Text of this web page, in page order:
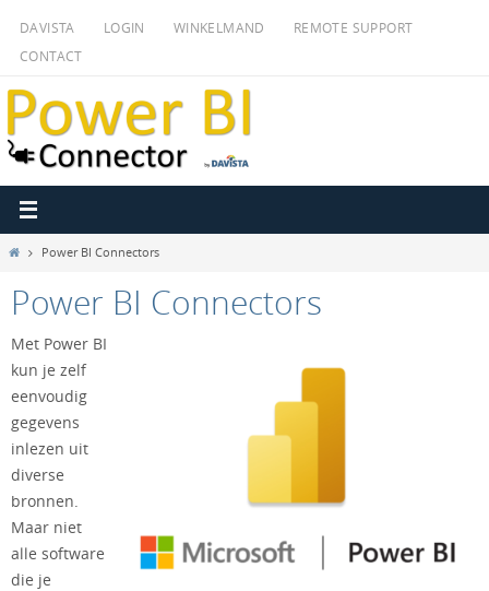
inhoud
DAVISTA LOGIN WINKELMAND
REMOTE SUPPORT
CONTACT
HomePower BI Connectors
Power BI Connectors
Met Power BI
kun je zelf
eenvoudig
gegevens
inlezen uit
diverse
bronnen.
Maar niet
alle software
die je